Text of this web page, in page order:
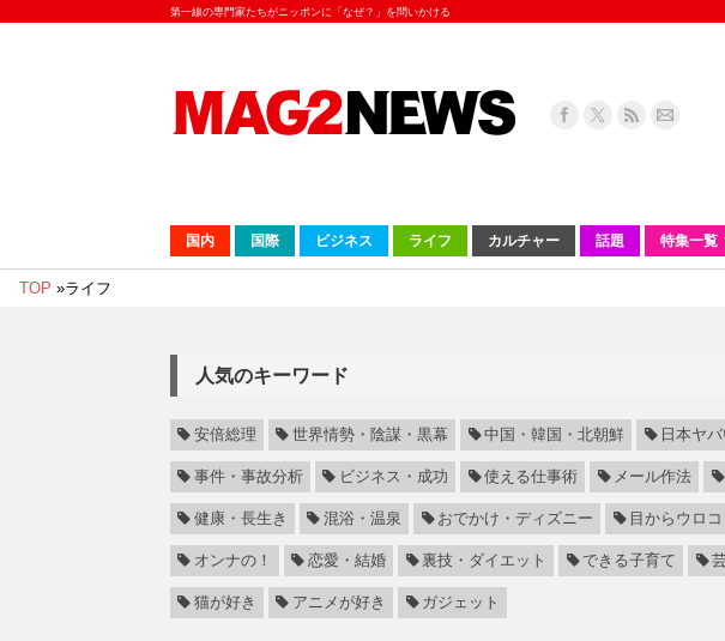
第一線の専門家たちがニッポンに「なぜ？」を問いかける
国内 国際 ビジネス ライフ カルチャー 話題 特集一覧
TOP »ライフ
人気のキーワード
安倍総理 世界情勢・陰謀・黒幕 中国・韓国・北朝鮮 日本ヤ
事件・事故分析 ビジネス・成功 使える仕事術 メール作法
健康・長生き 混浴・温泉 おでかけ・ディズニー 目からウロコ
オンナの！ 恋愛・結婚 裏技・ダイエット できる子育て
猫が好き アニメが好き ガジェット